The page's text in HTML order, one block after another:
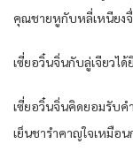
คุณชายหูกับหลี่เหนียง
เซี่ยอวิ๋นจิ่นกับลู่เจียวไ
เซี่ยอวิ๋นจิ่นคิดยอมรับค
เย็นชารำคาญใจเหมือ